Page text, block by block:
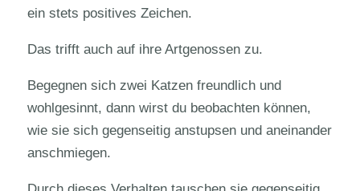
ein stets positives Zeichen.
Das trifft auch auf ihre Artgenossen zu.
Begegnen sich zwei Katzen freundlich und
wohlgesinnt, dann wirst du beobachten können,
wie sie sich gegenseitig anstupsen und aneinander
anschmiegen.